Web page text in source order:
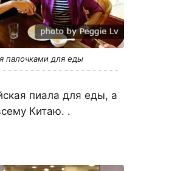
палочками для еды
пиала для еды, а
Китаю. .